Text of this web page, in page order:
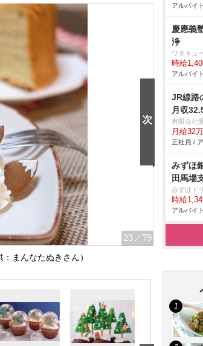
23 ／79
まんなたぬきさん）
アルバイ
慶應義
浄
ワタキュ
時給
アルバイ
JR線路
月収
有限会社
月給32
正社員 /
みずほ
田馬場
みずほド
時給
アルバイ